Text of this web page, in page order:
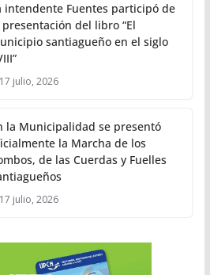
intendente Fuentes participó de
presentación del libro “El
santiagueño en el siglo
17 julio, 2026
la Municipalidad se presentó
la Marcha de los
de las Cuerdas y Fuelles
17 julio, 2026